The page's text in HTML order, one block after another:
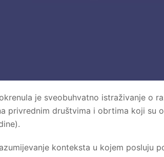
je sveobuhvatno istraživanje o
privrednim društvima i obrtima koji su
konteksta u kojem posluju